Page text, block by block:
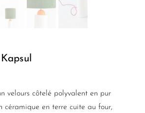
velours côtelé polyvalent en pur
céramique en terre cuite au four,